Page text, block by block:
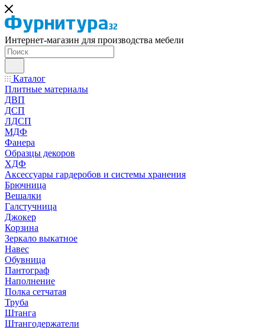
Интернет-магазин для производства мебели
Каталог
Плитные материалы
ДВП
ДСП
ЛДСП
МДФ
Фанера
Образцы декоров
ХДФ
Аксессуары гардеробов и системы хранения
Брючница
Вешалки
Галстучница
Джокер
Корзина
Зеркало выкатное
Навес
Обувница
Пантограф
Наполнение
Полка сетчатая
Труба
Штанга
Штангодержатели